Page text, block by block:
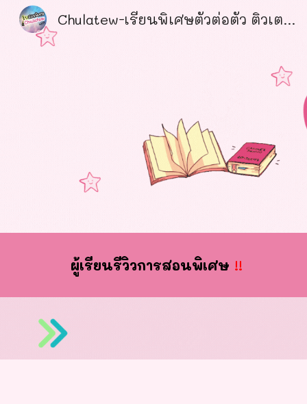
Chulatew-เรียนพิเศษตัวต่อตัว ติวเตอร์คุณภาพ ได้รับความไว้วางใจ อันดับ1
ผู้เรียนรีวิวการสอนพิเศษ !!